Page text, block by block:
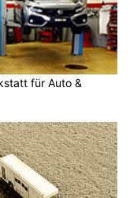
für Auto &